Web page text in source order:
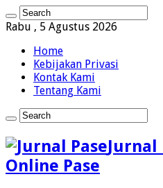
Rabu , 5 Agustus 2026
Home
Kebijakan Privasi
Kontak Kami
Tentang Kami
Jurnal
Online Pase